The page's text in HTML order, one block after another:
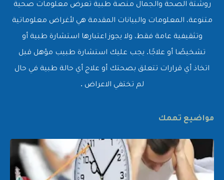
روشتة الصحة والجمال منصة طبية تعرض معلومات صحية
متنوعة، المعلومات والبيانات المقدمة هي لأغراض معلوماتية
وتثقيفية عامة فقط، ولا يجوز اعتبارها استشارة طبية أو
تشخيصًا أو علاجًا. يجب عليك استشارة طبيب مؤهل قبل
اتخاذ أي قرارات تتعلق بصحتك أو علاج أي حالة طبية في حال
لم تختفي الاعراض .
مواضيع تهمك